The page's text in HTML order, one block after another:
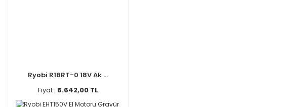
Ryobi R18RT-0 18V Ak ...
Fiyat : 6.642,00 TL